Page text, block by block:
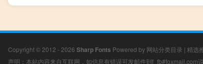
Copyright © 2012 - 2026 Sharp Fonts Powered by 网站分类目录 | 精选
声明：本站内容来自互联网，如信息有错误可发邮件到f_fb#foxmail.com